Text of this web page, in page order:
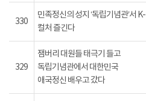
330
민족정신의 성지 ‘독립기념관’서 K-
컬처 즐긴다
329
잼버리 대원들 태극기 들고
독립기념관에서 대한민국
애국정신 배우고 갔다